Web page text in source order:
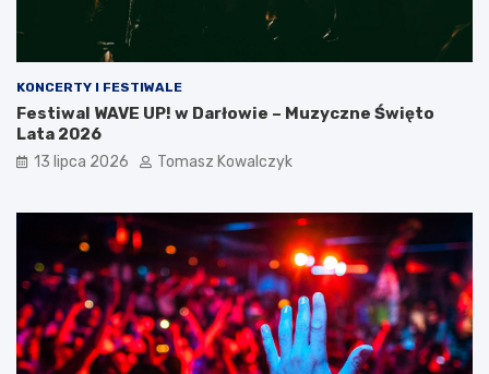
KONCERTY I FESTIWALE
Festiwal WAVE UP! w Darłowie – Muzyczne Święto
Lata 2026
13 lipca 2026 Tomasz Kowalczyk